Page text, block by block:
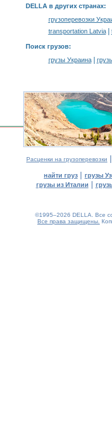
DELLA в других странах:
грузоперевозки
transportation Latvia|
Поиск грузов:
грузы Украина|
Расценки на грузоперевозки |
найти груз | грузы
грузы из Италии |
©1995–2026 DELLA. Все
Все права защищены.